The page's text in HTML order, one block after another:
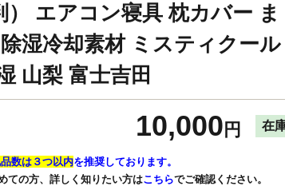
） エアコン寝具 枕カバー ま
湿冷却素材 ミスティクール
山梨 富士吉田
10,000 円 在
数は３つ以内を推奨しております。
ての方、詳しく知りたい方はこちらでご確認ください。